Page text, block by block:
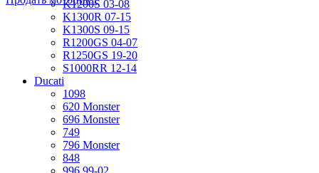
K1200S 03-08
K1300R 07-15
K1300S 09-15
R1200GS 04-07
R1250GS 19-20
S1000RR 12-14
Ducati
1098
620 Monster
696 Monster
749
796 Monster
848
996 99-02